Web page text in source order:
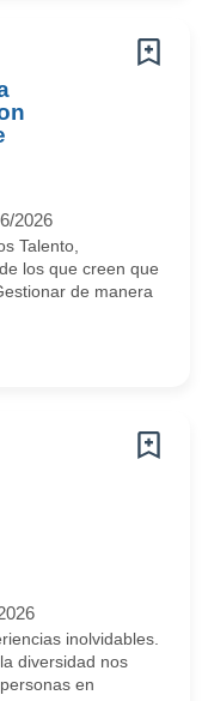
2026
Talento,
los que creen que
de manera
inolvidables.
diversidad nos
en